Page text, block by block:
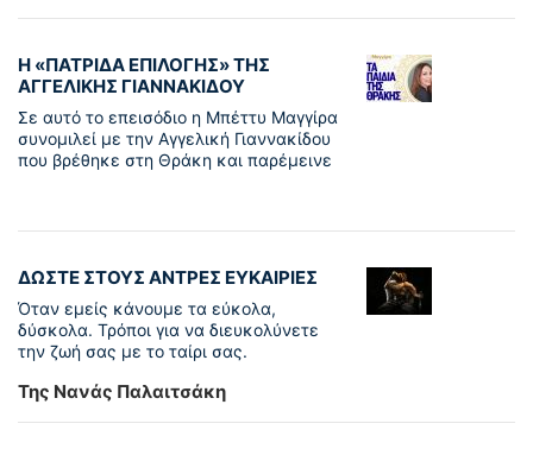
Η «ΠΑΤΡΊΔΑ ΕΠΙΛΟΓΉΣ» ΤΗΣ
ΑΓΓΕΛΙΚΉΣ ΓΙΑΝΝΑΚΊΔΟΥ
Σε αυτό το επεισόδιο η Μπέττυ Μαγγίρα
συνομιλεί με την Αγγελική Γιαννακίδου
που βρέθηκε στη Θράκη και παρέμεινε
ΔΩΣΤΕ ΣΤΟΥΣ ΑΝΤΡΕΣ ΕΥΚΑΙΡΙΕΣ
Όταν εμείς κάνουμε τα εύκολα,
δύσκολα. Τρόποι για να διευκολύνετε
την ζωή σας με το ταίρι σας.
Της Νανάς Παλαιτσάκη